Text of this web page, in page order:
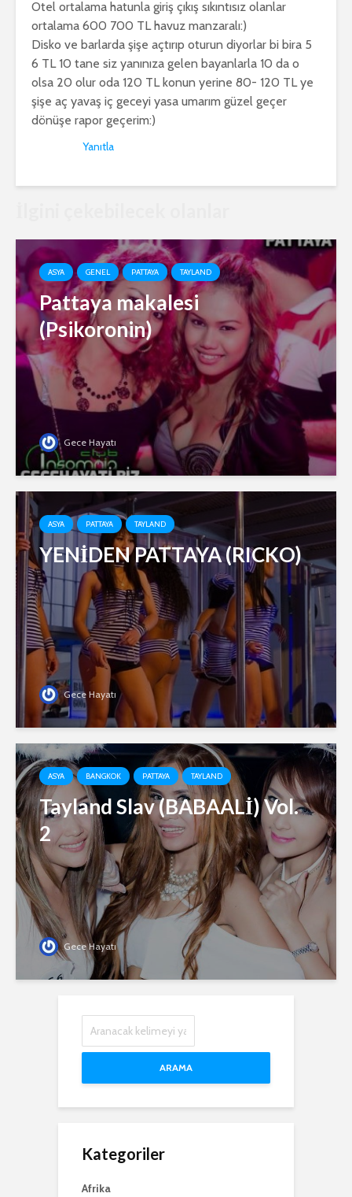
Otel ortalama hatunla giriş çıkış sıkıntısız olanlar
ortalama 600 700 TL havuz manzaralı:)
Disko ve barlarda şişe açtırıp oturun diyorlar bi bira 5
6 TL 10 tane siz yanınıza gelen bayanlarla 10 da o
olsa 20 olur oda 120 TL konun yerine 80- 120 TL ye
şişe aç yavaş iç geceyi yasa umarım güzel geçer
dönüşe rapor geçerim:)
Yanıtla
ASYA GENEL PATTAYA TAYLAND
Pattaya makalesi
(Psikoronin)
Gece Hayatı
ASYA PATTAYA TAYLAND
YENİDEN PATTAYA (RICKO)
Gece Hayatı
ASYA BANGKOK PATTAYA TAYLAND
Tayland Slav (BABAALİ) Vol.
2
Gece Hayatı
ARAMA
Kategoriler
Afrika